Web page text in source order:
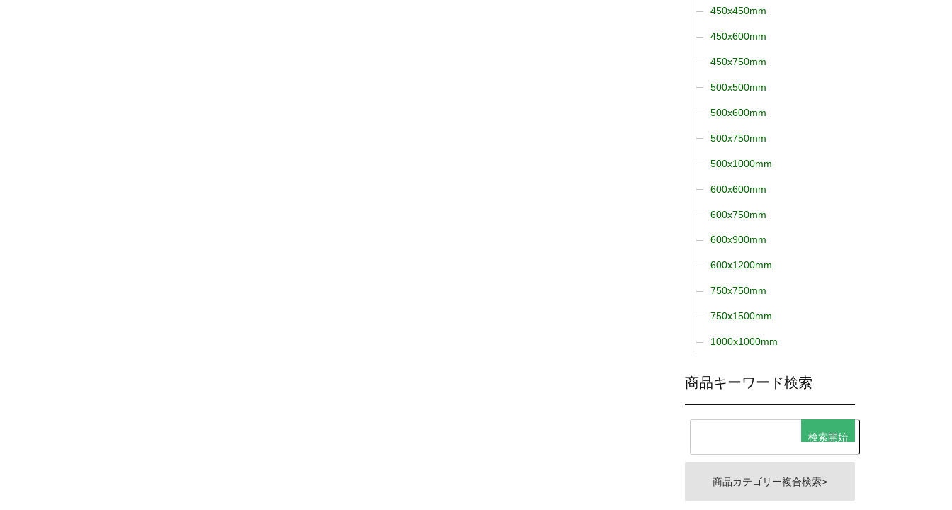
450x450mm
450x600mm
450x750mm
500x500mm
500x600mm
500x750mm
500x1000mm
600x600mm
600x750mm
600x900mm
600x1200mm
750x750mm
750x1500mm
1000x1000mm
商品キーワード検索
商品カテゴリー複合検索>